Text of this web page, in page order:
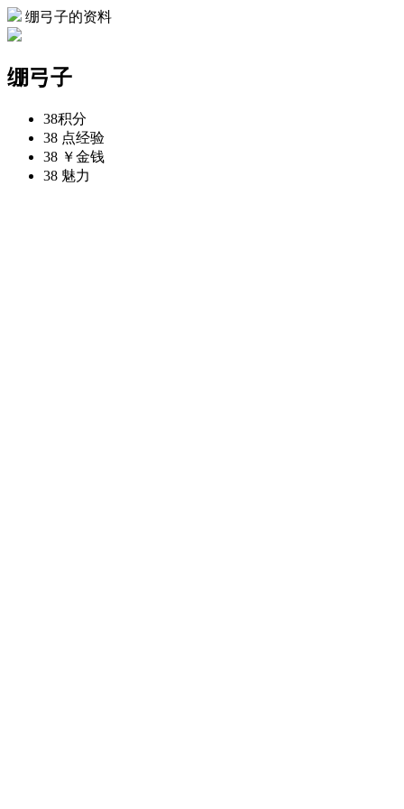
绷弓子的资料
绷弓子
38积分
38 点经验
38 ￥金钱
38 魅力